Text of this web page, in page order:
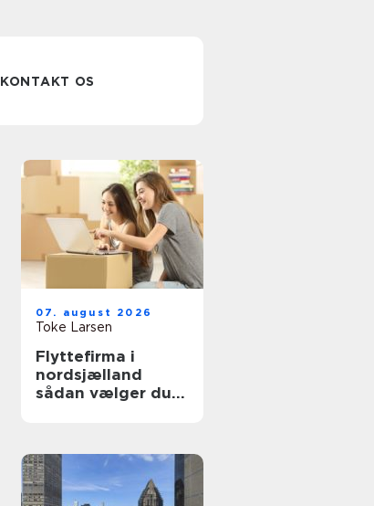
KONTAKT OS
07. august 2026
Toke Larsen
Flyttefirma i
nordsjælland
sådan vælger du